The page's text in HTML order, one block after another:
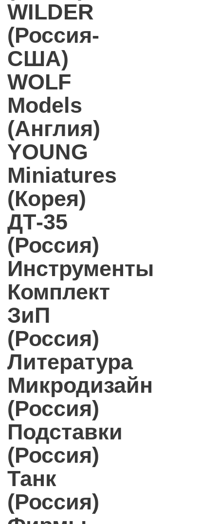
WILDER
(Россия-
США)
WOLF
Models
(Англия)
YOUNG
Miniatures
(Корея)
ДТ-35
(Россия)
Инструменты
Комплект
ЗиП
(Россия)
Литература
Микродизайн
(Россия)
Подставки
(Россия)
Танк
(Россия)